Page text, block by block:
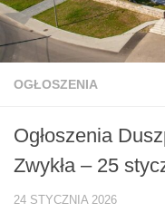
OGŁOSZENIA
Ogłoszenia
Zwykła – 25
24 STYCZNIA 2026